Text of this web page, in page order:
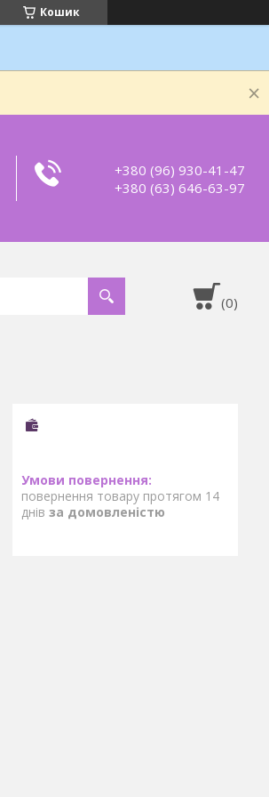
Кошик
+380 (96) 930-41-47
+380 (63) 646-63-97
повернення товару протягом 14
днів за домовленістю